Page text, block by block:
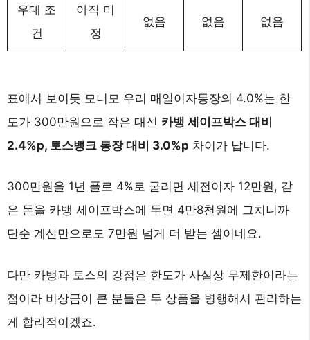
우대 조
건
아직 미
정
없음 없음 없음
표에서 보이듯 모니모 우리 매일이자통장의 4.0%는 한
도가 300만원으로 작은 대신 카뱅 세이프박스 대비
2.4%p, 토스뱅크 통장 대비 3.0%p 차이가 납니다.
300만원을 1년 풀로 4%로 굴리면 세전이자 12만원, 같
은 돈을 카뱅 세이프박스에 두면 4만8천원에 그치니까
단순 계산만으로도 7만원 넘게 더 받는 셈이네요.
다만 카뱅과 토스의 강점은 한도가 사실상 무제한이라는
점이라 비상금이 큰 분들은 두 상품을 병행해서 관리하는
게 합리적이겠죠.